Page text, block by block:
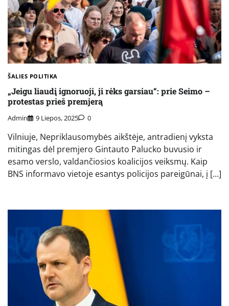
ŠALIES POLITIKA
„Jeigu liaudį ignoruoji, ji rėks garsiau“: prie Seimo –
protestas prieš premjerą
Admin 9 Liepos, 2025 0
Vilniuje, Nepriklausomybės aikštėje, antradienį vyksta
mitingas dėl premjero Gintauto Palucko buvusio ir
esamo verslo, valdančiosios koalicijos veiksmų. Kaip
BNS informavo vietoje esantys policijos pareigūnai, į […]